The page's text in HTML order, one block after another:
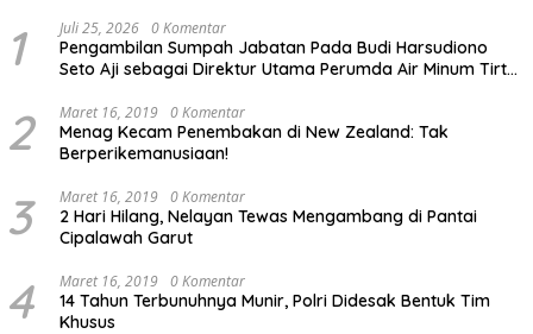
1 Juli 25, 2026 0 Komentar
Pengambilan Sumpah Jabatan Pada Budi Harsudiono
Seto Aji sebagai Direktur Utama Perumda Air Minum Tirta
2 Maret 16, 2019 0 Komentar
Menag Kecam Penembakan di New Zealand: Tak
Berperikemanusiaan!
3 Maret 16, 2019 0 Komentar
2 Hari Hilang, Nelayan Tewas Mengambang di Pantai
Cipalawah Garut
4 Maret 16, 2019 0 Komentar
14 Tahun Terbunuhnya Munir, Polri Didesak Bentuk Tim
Khusus